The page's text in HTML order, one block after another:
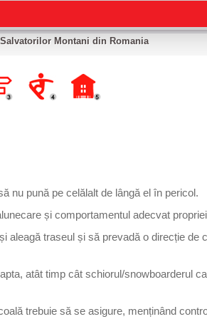
Montani din Romania
nu pună pe celălalt de lângă el în pericol.
și comportamentul adecvat
traseul și să prevadă o direcție
atât timp cât schiorul/snowboarderul
trebuie să se asigure, menținând